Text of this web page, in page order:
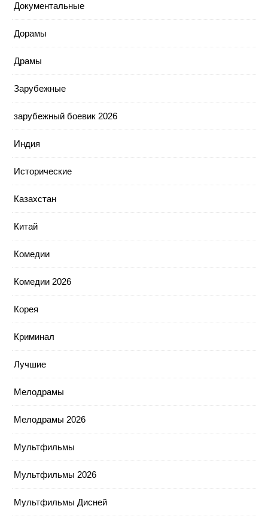
Документальные
Дорамы
Драмы
Зарубежные
зарубежный боевик 2026
Индия
Исторические
Казахстан
Китай
Комедии
Комедии 2026
Корея
Криминал
Лучшие
Мелодрамы
Мелодрамы 2026
Мультфильмы
Мультфильмы 2026
Мультфильмы Дисней